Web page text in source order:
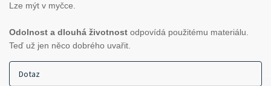
Lze mýt v myčce.
Odolnost a dlouhá životnost odpovídá použitému materiálu.
Teď už jen něco dobrého uvařit.
Dotaz